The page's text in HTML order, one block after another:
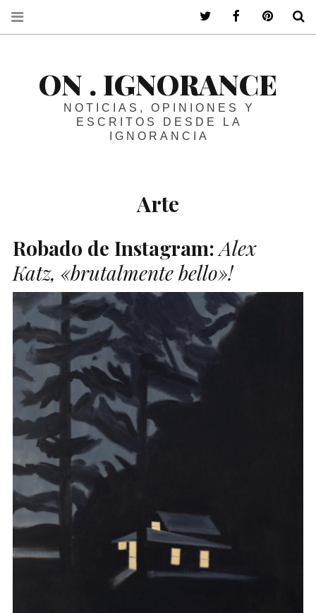
ON . IGNORANCE
NOTICIAS, OPINIONES Y
ESCRITOS DESDE LA
IGNORANCIA
Arte
Robado de Instagram:Alex
Katz, «brutalmente bello»!
ir a mi twitterir a mi facebook
ir a mi